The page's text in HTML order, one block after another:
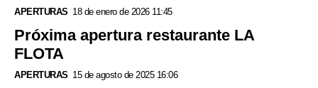
APERTURAS 18 de enero de 2026 11:45
Próxima apertura restaurante LA
FLOTA
APERTURAS 15 de agosto de 2025 16:06